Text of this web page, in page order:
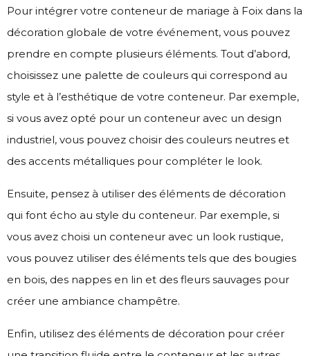
Pour intégrer votre conteneur de mariage à Foix dans la
décoration globale de votre événement, vous pouvez
prendre en compte plusieurs éléments. Tout d’abord,
choisissez une palette de couleurs qui correspond au
style et à l’esthétique de votre conteneur. Par exemple,
si vous avez opté pour un conteneur avec un design
industriel, vous pouvez choisir des couleurs neutres et
des accents métalliques pour compléter le look.
Ensuite, pensez à utiliser des éléments de décoration
qui font écho au style du conteneur. Par exemple, si
vous avez choisi un conteneur avec un look rustique,
vous pouvez utiliser des éléments tels que des bougies
en bois, des nappes en lin et des fleurs sauvages pour
créer une ambiance champêtre.
Enfin, utilisez des éléments de décoration pour créer